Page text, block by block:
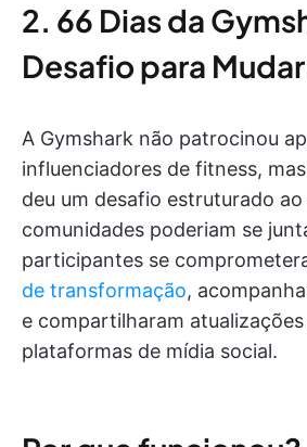
2. 66 Dias da
Desafio para
A Gymshark não patrocinou
influenciadores de fitness,
deu um desafio estruturado ao
comunidades poderiam se
participantes se
de transformação,
e compartilharam
plataformas de mídia social.